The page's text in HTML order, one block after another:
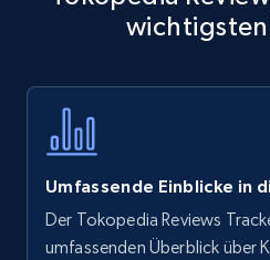
Title, Seller name, Brand,
Amazon products - find
Umfassende Einblicke in
Der Tokopedia Reviews
umfassenden Überblick über